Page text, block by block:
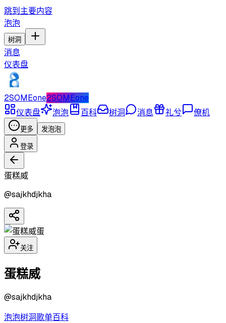
跳到主要内容
泡泡
树洞
消息
仪表盘
2SOMEone2SOMEone
仪表盘
泡泡 百科 树洞 消息 礼兮 僚机
更多 发泡泡
登录
蛋糕威
@sajkhdjkha
蛋
关注
蛋糕威
@sajkhdjkha
泡泡树洞歌单百科